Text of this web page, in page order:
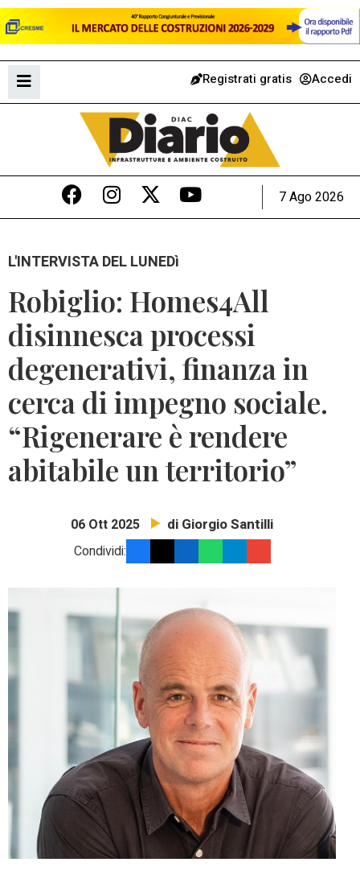
Registrati gratis Accedi
7 Ago 2026
L'INTERVISTA DEL LUNEDì
Robiglio: Homes4All
disinnesca processi
degenerativi, finanza in
cerca di impegno sociale.
“Rigenerare è rendere
abitabile un territorio”
06 Ott 2025 di Giorgio Santilli
Condividi: